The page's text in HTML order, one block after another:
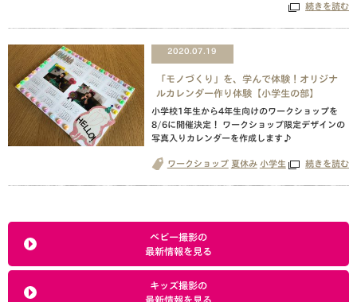
続きを読む
2020.07.19
「モノづくり」を、学んで体験！オリジナ
ルカレンダー作り体験【小学生の部】
小学校1年生から4年生向けのワークショップを
8/6に開催決定！ ワークショップ限定デザインの
写真入りカレンダーを作成します♪
ワークショップ 夏休み 小学生 続きを読む
ベビー撮影の
最新情報を見る
キッズ撮影の
最新情報を見る